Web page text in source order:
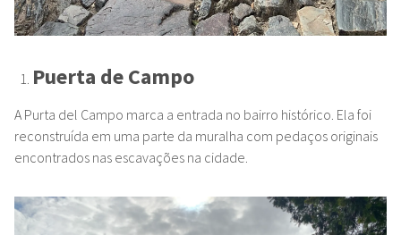
Puerta de Campo
A Purta del Campo marca a entrada no bairro histórico. Ela foi
reconstruída em uma parte da muralha com pedaços originais
encontrados nas escavações na cidade.